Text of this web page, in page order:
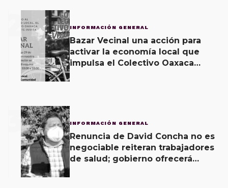
2 INFORMACIÓN GENERAL
Bazar Vecinal una acción para
activar la economía local que
impulsa el Colectivo Oaxaca
3 INFORMACIÓN GENERAL
Renuncia de David Concha no es
negociable reiteran trabajadores
de salud; gobierno ofrecerá